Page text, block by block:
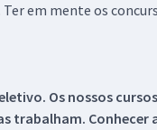
em mente os
Os nossos
trabalham.